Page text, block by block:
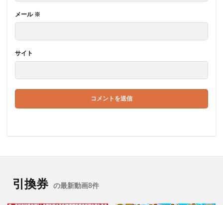
メール ※
サイト
引換券 の最新動画8件